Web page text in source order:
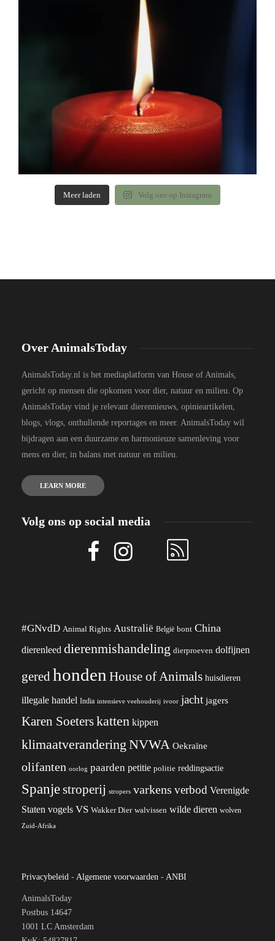
Meer laden Volg ons op Instagram
Over AnimalsToday
AnimalsToday.nl is het mediaplatform van House of Animals,
gericht op mensen die opkomen voor dier, natuur en milieu. Op
AnimalsToday vind je relevant dierennieuws, opinieartikelen,
blogs, vlogs, onthullende reportages en meer. AnimalsToday wil
bijdragen aan een duurzame en harmonieuze samenleving voor
mens en dier, in balans met natuur en milieu.
LEARN MORE
Volg ons op social media
#GNvdD Animal Rights Australië België bont China
dierenleed dierenmishandeling dierproeven dolfijnen
geredhonden House of Animals huisdieren
illegale handel India intensieve veehouderij ivoor jacht jagers
Karen Soeterskatten kippen
klimaatverandering NVWA Oekraïne
olifanten oorlog paarden petitie politie reddingsactie
Spanjestroperij stropers varkens verbod Verenigde
Staten vogels VS Wakker Dier walvissen wilde dieren wolven
Zuid-Afrika
Privacybeleid - Algemene voorwaarden - ANBI
AnimalsToday
Postbus 14647
1001 LC Amsterdam